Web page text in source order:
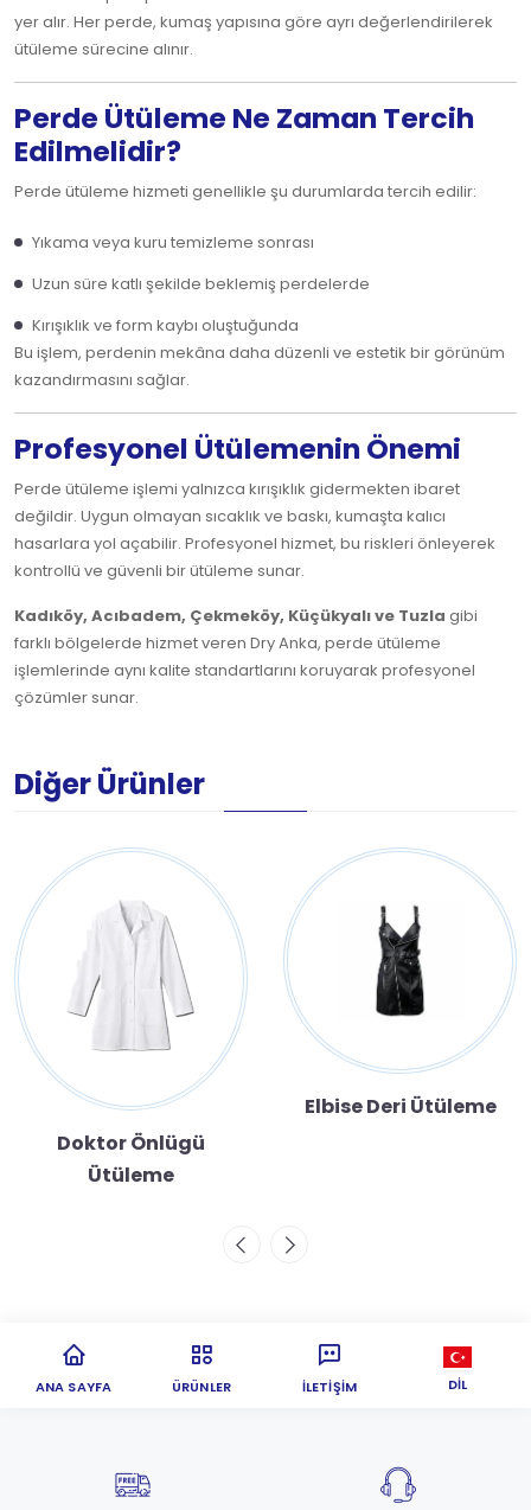
yer alır. Her perde, kumaş yapısına göre ayrı değerlendirilerek
ütüleme sürecine alınır.
Perde Ütüleme Ne Zaman Tercih
Edilmelidir?
Perde ütüleme hizmeti genellikle şu durumlarda tercih edilir:
Yıkama veya kuru temizleme sonrası
Uzun süre katlı şekilde beklemiş perdelerde
Kırışıklık ve form kaybı oluştuğunda
Bu işlem, perdenin mekâna daha düzenli ve estetik bir görünüm
kazandırmasını sağlar.
Profesyonel Ütülemenin Önemi
Perde ütüleme işlemi yalnızca kırışıklık gidermekten ibaret
değildir. Uygun olmayan sıcaklık ve baskı, kumaşta kalıcı
hasarlara yol açabilir. Profesyonel hizmet, bu riskleri önleyerek
kontrollü ve güvenli bir ütüleme sunar.
Kadıköy, Acıbadem, Çekmeköy, Küçükyalı ve Tuzla gibi
farklı bölgelerde hizmet veren Dry Anka, perde ütüleme
işlemlerinde aynı kalite standartlarını koruyarak profesyonel
çözümler sunar.
Diğer Ürünler
Doktor Önlügü
Ütüleme
Elbise Deri Ütüleme
ANA SAYFA ÜRÜNLER İLETIŞIM DIL